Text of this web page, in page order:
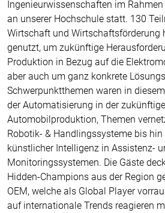
Ingenieurwissenschaften im
an unserer Hochschule statt. 130
Wirtschaft und Wirtschaftsförderung
genutzt, um zukünftige
Produktion in Bezug auf die
aber auch um ganz konkrete
Schwerpunktthemen waren in
der Automatisierung in der
Automobilproduktion, Themen
Robotik- & Handlingssysteme bis
künstlicher Intelligenz in Assistenz-
Monitoringssystemen. Die Gäste
Hidden-Champions aus der Region
OEM, welche als Global Player
auf internationale Trends reagieren